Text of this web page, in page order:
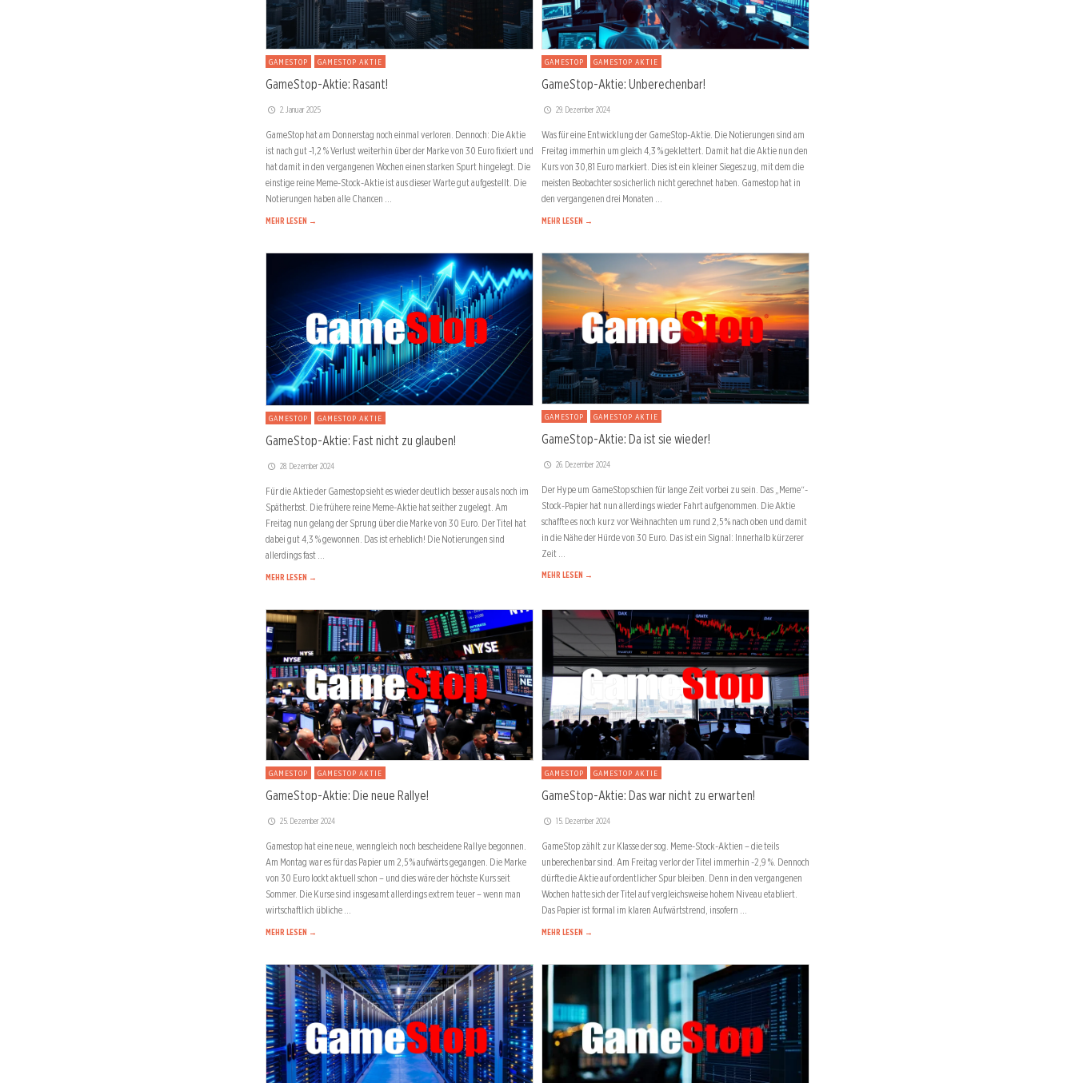
GAMESTOP GAMESTOP AKTIE
GameStop-Aktie: Rasant!
2. Januar 2025
GameStop hat am Donnerstag noch einmal verloren. Dennoch: Die Aktie
ist nach gut -1,2 % Verlust weiterhin über der Marke von 30 Euro fixiert und
hat damit in den vergangenen Wochen einen starken Spurt hingelegt. Die
einstige reine Meme-Stock-Aktie ist aus dieser Warte gut aufgestellt. Die
Notierungen haben alle Chancen …
MEHR LESEN →
GAMESTOP GAMESTOP AKTIE
GameStop-Aktie: Unberechenbar!
29. Dezember 2024
Was für eine Entwicklung der GameStop-Aktie. Die Notierungen sind am
Freitag immerhin um gleich 4,3 % geklettert. Damit hat die Aktie nun den
Kurs von 30,81 Euro markiert. Dies ist ein kleiner Siegeszug, mit dem die
meisten Beobachter so sicherlich nicht gerechnet haben. Gamestop hat in
den vergangenen drei Monaten …
MEHR LESEN →
GAMESTOP GAMESTOP AKTIE
GameStop-Aktie: Fast nicht zu glauben!
28. Dezember 2024
Für die Aktie der Gamestop sieht es wieder deutlich besser aus als noch im
Spätherbst. Die frühere reine Meme-Aktie hat seither zugelegt. Am
Freitag nun gelang der Sprung über die Marke von 30 Euro. Der Titel hat
dabei gut 4,3 % gewonnen. Das ist erheblich! Die Notierungen sind
allerdings fast …
MEHR LESEN →
GAMESTOP GAMESTOP AKTIE
GameStop-Aktie: Da ist sie wieder!
26. Dezember 2024
Der Hype um GameStop schien für lange Zeit vorbei zu sein. Das „Meme“-
Stock-Papier hat nun allerdings wieder Fahrt aufgenommen. Die Aktie
schaffte es noch kurz vor Weihnachten um rund 2,5 % nach oben und damit
in die Nähe der Hürde von 30 Euro. Das ist ein Signal: Innerhalb kürzerer
Zeit …
MEHR LESEN →
GAMESTOP GAMESTOP AKTIE
GameStop-Aktie: Die neue Rallye!
25. Dezember 2024
Gamestop hat eine neue, wenngleich noch bescheidene Rallye begonnen.
Am Montag war es für das Papier um 2,5 % aufwärts gegangen. Die Marke
von 30 Euro lockt aktuell schon – und dies wäre der höchste Kurs seit
Sommer. Die Kurse sind insgesamt allerdings extrem teuer – wenn man
wirtschaftlich übliche …
MEHR LESEN →
GAMESTOP GAMESTOP AKTIE
GameStop-Aktie: Das war nicht zu erwarten!
15. Dezember 2024
GameStop zählt zur Klasse der sog. Meme-Stock-Aktien – die teils
unberechenbar sind. Am Freitag verlor der Titel immerhin -2,9 %. Dennoch
dürfte die Aktie auf ordentlicher Spur bleiben. Denn in den vergangenen
Wochen hatte sich der Titel auf vergleichsweise hohem Niveau etabliert.
Das Papier ist formal im klaren Aufwärtstrend, insofern …
MEHR LESEN →